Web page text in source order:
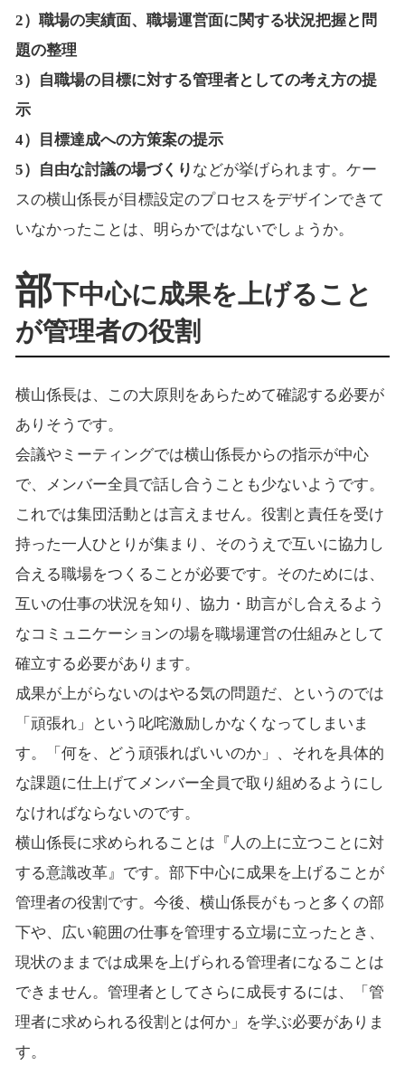
2）職場の実績面、職場運営面に関する状況把握と問
題の整理
3）自職場の目標に対する管理者としての考え方の提
示
4）目標達成への方策案の提示
5）自由な討議の場づくり などが挙げられます。ケー
スの横山係長が目標設定のプロセスをデザインできて
いなかったことは、明らかではないでしょうか。
部下中心に成果を上げること
が管理者の役割
横山係長は、この大原則をあらためて確認する必要が
ありそうです。
会議やミーティングでは横山係長からの指示が中心
で、メンバー全員で話し合うことも少ないようです。
これでは集団活動とは言えません。役割と責任を受け
持った一人ひとりが集まり、そのうえで互いに協力し
合える職場をつくることが必要です。そのためには、
互いの仕事の状況を知り、協力・助言がし合えるよう
なコミュニケーションの場を職場運営の仕組みとして
確立する必要があります。
成果が上がらないのはやる気の問題だ、というのでは
「頑張れ」という叱咤激励しかなくなってしまいま
す。「何を、どう頑張ればいいのか」、それを具体的
な課題に仕上げてメンバー全員で取り組めるようにし
なければならないのです。
横山係長に求められることは『人の上に立つことに対
する意識改革』です。部下中心に成果を上げることが
管理者の役割です。今後、横山係長がもっと多くの部
下や、広い範囲の仕事を管理する立場に立ったとき、
現状のままでは成果を上げられる管理者になることは
できません。管理者としてさらに成長するには、「管
理者に求められる役割とは何か」を学ぶ必要がありま
す。